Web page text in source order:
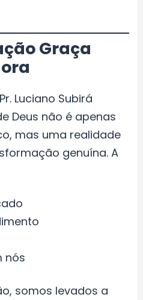
Graça
Luciano Subirá
Deus não é apenas
mas uma realidade
genuína. A
nós
somos levados a